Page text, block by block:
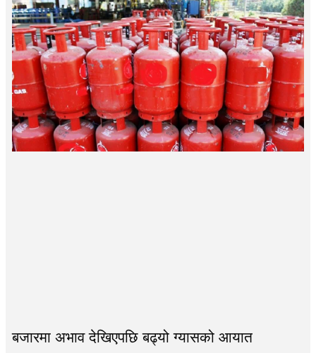
बजारमा अभाव देखिएपछि बढ्यो ग्यासको आयात